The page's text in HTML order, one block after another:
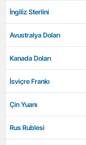
İngiliz Sterlini
Avustralya Doları
Kanada Doları
İsviçre Frankı
Çin Yuanı
Rus Rublesi